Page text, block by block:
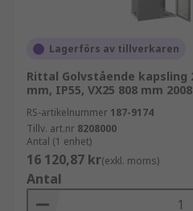
Lagerförs av tillverkaren
Rittal Golvstående kapsling
mm, IP55, VX25 808 mm
RS-artikelnummer 187-9174
Tillv. art.nr 8208000
Antal (1 enhet)
16 120,87 kr(exkl. moms)
Antal